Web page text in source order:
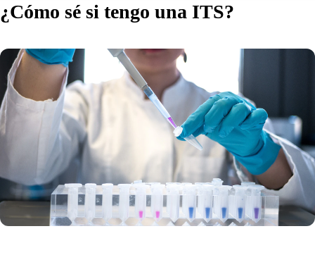
¿Cómo sé si tengo una ITS?